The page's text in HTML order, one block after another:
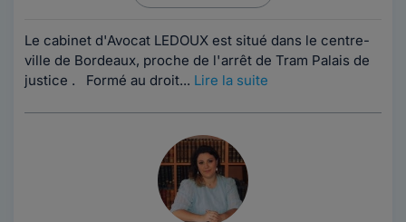
Le cabinet d'Avocat LEDOUX est situé dans le centre-
ville de Bordeaux, proche de l'arrêt de Tram Palais de
justice . Formé au droit... Lire la suite